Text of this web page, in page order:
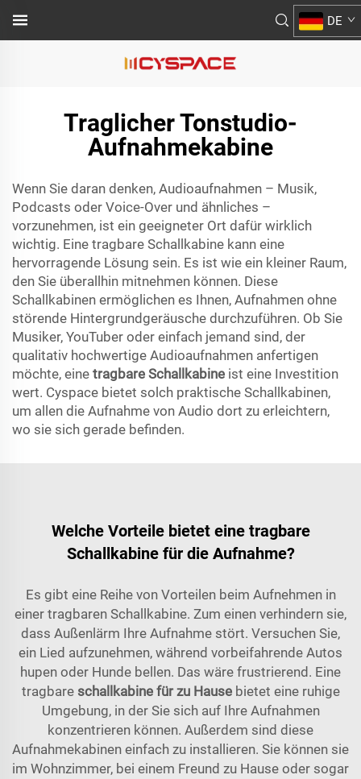
DE
Traglicher Tonstudio-
Aufnahmekabine
Wenn Sie daran denken, Audioaufnahmen – Musik,
Podcasts oder Voice-Over und ähnliches –
vorzunehmen, ist ein geeigneter Ort dafür wirklich
wichtig. Eine tragbare Schallkabine kann eine
hervorragende Lösung sein. Es ist wie ein kleiner Raum,
den Sie überallhin mitnehmen können. Diese
Schallkabinen ermöglichen es Ihnen, Aufnahmen ohne
störende Hintergrundgeräusche durchzuführen. Ob Sie
Musiker, YouTuber oder einfach jemand sind, der
qualitativ hochwertige Audioaufnahmen anfertigen
möchte, eine tragbare Schallkabine ist eine Investition
wert. Cyspace bietet solch praktische Schallkabinen,
um allen die Aufnahme von Audio dort zu erleichtern,
wo sie sich gerade befinden.
Welche Vorteile bietet eine tragbare
Schallkabine für die Aufnahme?
Es gibt eine Reihe von Vorteilen beim Aufnehmen in
einer tragbaren Schallkabine. Zum einen verhindern sie,
dass Außenlärm Ihre Aufnahme stört. Versuchen Sie,
ein Lied aufzunehmen, während vorbeifahrende Autos
hupen oder Hunde bellen. Das wäre frustrierend. Eine
tragbare schallkabine für zu Hause bietet eine ruhige
Umgebung, in der Sie sich auf Ihre Aufnahmen
konzentrieren können. Außerdem sind diese
Aufnahmekabinen einfach zu installieren. Sie können sie
im Wohnzimmer, bei einem Freund zu Hause oder sogar